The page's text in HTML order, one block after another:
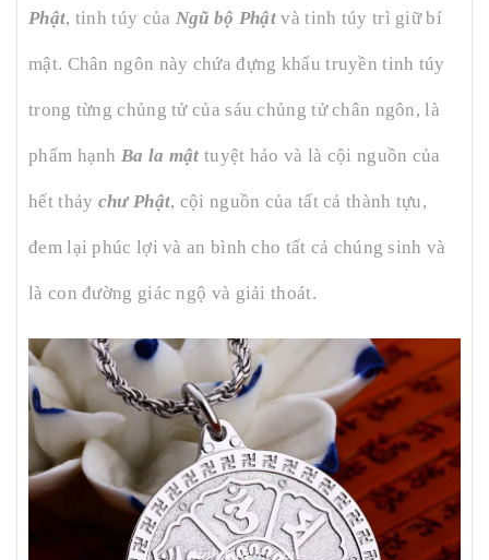
Phật, tinh túy của Ngũ bộ Phật và tinh túy trì giữ bí
mật. Chân ngôn này chứa đựng khẩu truyền tinh túy
trong từng chủng tử của sáu chủng tử chân ngôn, là
phẩm hạnhBa la mậttuyệt hảo và là cội nguồn của
hết thảy chư Phật, cội nguồn của tất cả thành tựu,
đem lại phúc lợi và an bình cho tất cả chúng sinh và
là con đường giác ngộ và giải thoát.